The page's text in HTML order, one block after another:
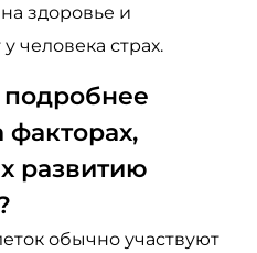
здоровье и
человека страх.
факторах,
развитию
обычно участвуют